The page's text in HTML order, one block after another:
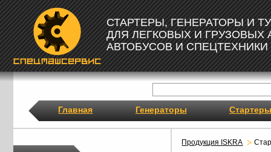
СТАРТЕРЫ, ГЕНЕРАТОРЫ И
ДЛЯ ЛЕГКОВЫХ И ГРУЗОВЫХ
АВТОБУСОВ И СПЕЦТЕХНИКИ
Главная Генераторы Стартеры
Продукция ISKRA